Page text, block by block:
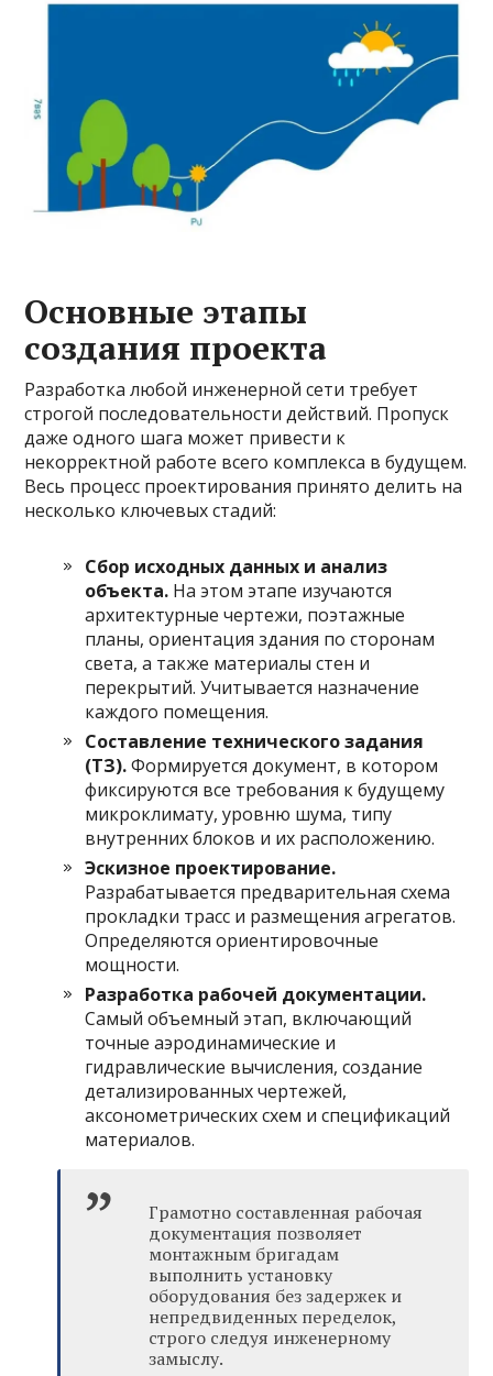
Основные этапы
создания проекта
Разработка любой инженерной сети требует
строгой последовательности действий. Пропуск
даже одного шага может привести к
некорректной работе всего комплекса в будущем.
Весь процесс проектирования принято делить на
несколько ключевых стадий:
Сбор исходных данных и анализ
объекта. На этом этапе изучаются
архитектурные чертежи, поэтажные
планы, ориентация здания по сторонам
света, а также материалы стен и
перекрытий. Учитывается назначение
каждого помещения.
Составление технического задания
(ТЗ).Формируется документ, в котором
фиксируются все требования к будущему
микроклимату, уровню шума, типу
внутренних блоков и их расположению.
Эскизное проектирование.
Разрабатывается предварительная схема
прокладки трасс и размещения агрегатов.
Определяются ориентировочные
мощности.
Разработка рабочей документации.
Самый объемный этап, включающий
точные аэродинамические и
гидравлические вычисления, создание
детализированных чертежей,
аксонометрических схем и спецификаций
материалов.
Грамотно составленная рабочая
документация позволяет
монтажным бригадам
выполнить установку
оборудования без задержек и
непредвиденных переделок,
строго следуя инженерному
замыслу.